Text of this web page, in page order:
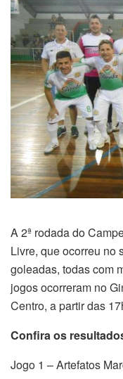
A 2ª rodada do
Livre, que ocorreu no
goleadas, todas com
jogos ocorreram no
Centro, a partir das
Confira os
Jogo 1 – Artefatos